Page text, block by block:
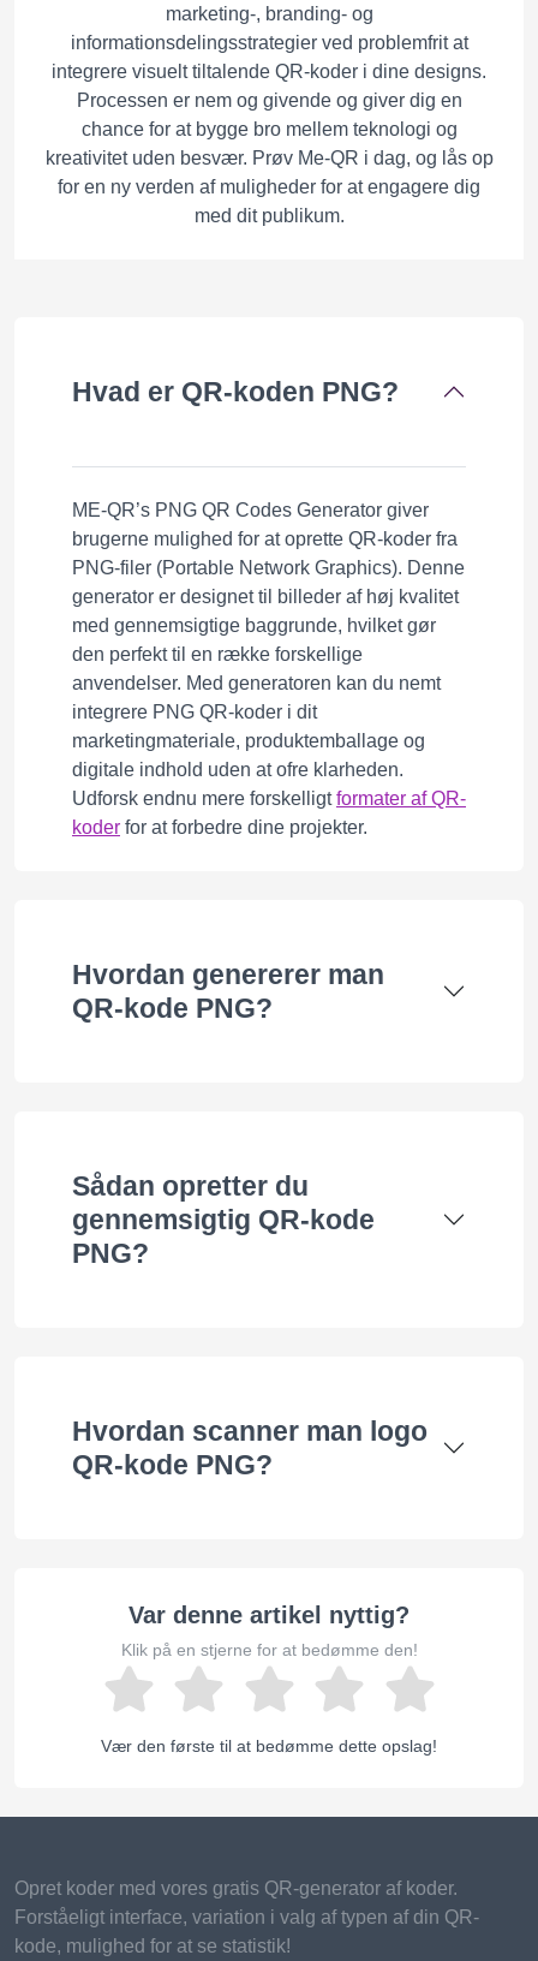
marketing-, branding- og
informationsdelingsstrategier ved problemfrit at
integrere visuelt tiltalende QR-koder i dine designs.
Processen er nem og givende og giver dig en
chance for at bygge bro mellem teknologi og
kreativitet uden besvær. Prøv Me-QR i dag, og lås op
for en ny verden af ​​muligheder for at engagere dig
med dit publikum.
Hvad er QR-koden PNG?
ME-QR’s PNG QR Codes Generator giver
brugerne mulighed for at oprette QR-koder fra
PNG-filer (Portable Network Graphics). Denne
generator er designet til billeder af høj kvalitet
med gennemsigtige baggrunde, hvilket gør
den perfekt til en række forskellige
anvendelser. Med generatoren kan du nemt
integrere PNG QR-koder i dit
marketingmateriale, produktemballage og
digitale indhold uden at ofre klarheden.
Udforsk endnu mere forskelligtformater af QR-
koder for at forbedre dine projekter.
Hvordan genererer man
QR-kode PNG?
Sådan opretter du
gennemsigtig QR-kode
PNG?
Hvordan scanner man logo
QR-kode PNG?
Var denne artikel nyttig?
Klik på en stjerne for at bedømme den!
Vær den første til at bedømme dette opslag!
Opret koder med vores gratis QR-generator af koder.
Forståeligt interface, variation i valg af typen af ​​din QR-
kode, mulighed for at se statistik!